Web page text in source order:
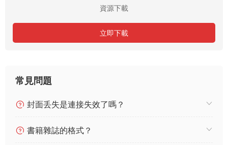
資源下載
立即下載
常見問題
封面丢失是連接失效了嗎？
書籍雜誌的格式？